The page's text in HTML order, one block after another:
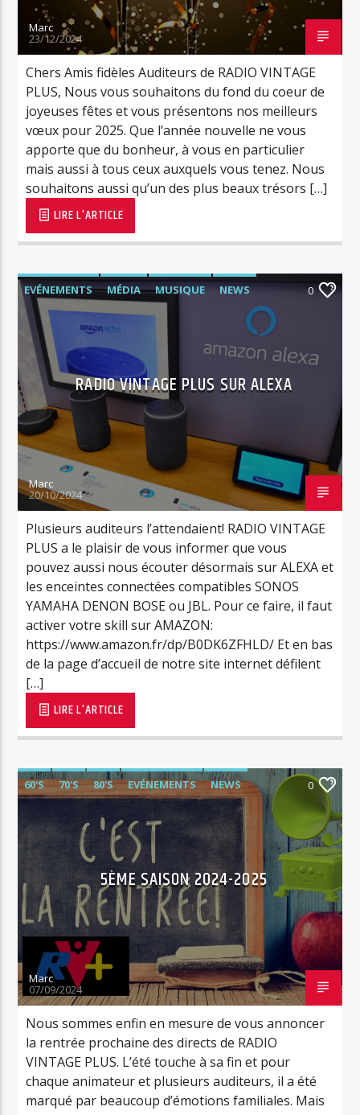
Marc
23/12/2024
Chers Amis fidèles Auditeurs de RADIO VINTAGE
PLUS, Nous vous souhaitons du fond du coeur de
joyeuses fêtes et vous présentons nos meilleurs
vœux pour 2025. Que l’année nouvelle ne vous
apporte que du bonheur, à vous en particulier
mais aussi à tous ceux auxquels vous tenez. Nous
souhaitons aussi qu’un des plus beaux trésors […]
LIRE L'ARTICLE
EVÉNEMENTS MÉDIA MUSIQUE
NEWS
RADIO
RÉTRO/VINTAGE
0
RADIO VINTAGE PLUS SUR ALEXA
Marc
20/10/2024
Plusieurs auditeurs l’attendaient! RADIO VINTAGE
PLUS a le plaisir de vous informer que vous
pouvez aussi nous écouter désormais sur ALEXA et
les enceintes connectées compatibles SONOS
YAMAHA DENON BOSE ou JBL. Pour ce faire, il faut
activer votre skill sur AMAZON:
https://www.amazon.fr/dp/B0DK6ZFHLD/ Et en bas
de la page d’accueil de notre site internet défilent
[…]
LIRE L'ARTICLE
60'S 70'S 80'S EVÉNEMENTS
NEWS
RÉTRO/VINTAGE RVPLUS
0
5ÈME SAISON 2024-2025
Marc
07/09/2024
Nous sommes enfin en mesure de vous annoncer
la rentrée prochaine des directs de RADIO
VINTAGE PLUS. L’été touche à sa fin et pour
chaque animateur et plusieurs auditeurs, il a été
marqué par beaucoup d’émotions familiales. Mais